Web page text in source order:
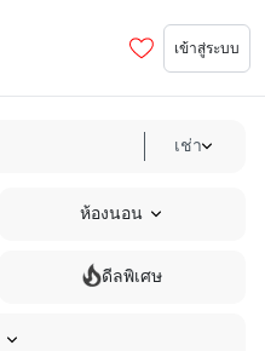
เข้าสู่ระบบ
เช่า
ห้องนอน
ดีลพิเศษ